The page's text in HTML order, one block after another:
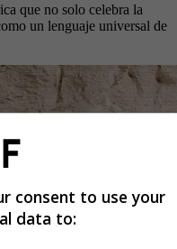
que no solo celebra la
un lenguaje universal de
consent to use your
data to: